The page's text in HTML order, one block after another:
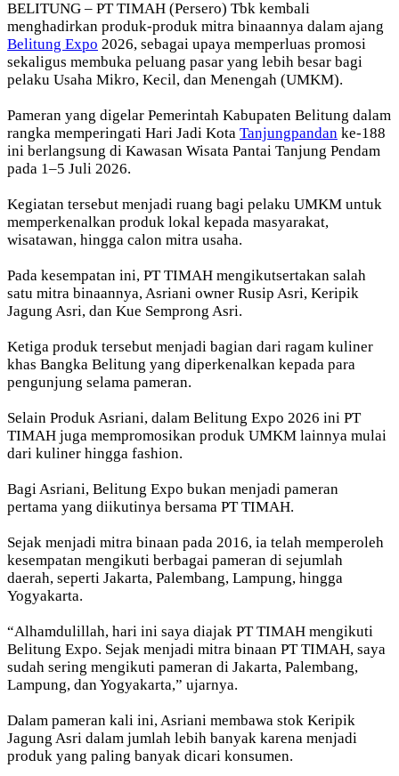
BELITUNG – PT TIMAH (Persero) Tbk kembali
menghadirkan produk-produk mitra binaannya dalam ajang
Belitung Expo 2026, sebagai upaya memperluas promosi
sekaligus membuka peluang pasar yang lebih besar bagi
pelaku Usaha Mikro, Kecil, dan Menengah (UMKM).
Pameran yang digelar Pemerintah Kabupaten Belitung dalam
rangka memperingati Hari Jadi Kota Tanjungpandan ke-188
ini berlangsung di Kawasan Wisata Pantai Tanjung Pendam
pada 1–5 Juli 2026.
Kegiatan tersebut menjadi ruang bagi pelaku UMKM untuk
memperkenalkan produk lokal kepada masyarakat,
wisatawan, hingga calon mitra usaha.
Pada kesempatan ini, PT TIMAH mengikutsertakan salah
satu mitra binaannya, Asriani owner Rusip Asri, Keripik
Jagung Asri, dan Kue Semprong Asri.
Ketiga produk tersebut menjadi bagian dari ragam kuliner
khas Bangka Belitung yang diperkenalkan kepada para
pengunjung selama pameran.
Selain Produk Asriani, dalam Belitung Expo 2026 ini PT
TIMAH juga mempromosikan produk UMKM lainnya mulai
dari kuliner hingga fashion.
Bagi Asriani, Belitung Expo bukan menjadi pameran
pertama yang diikutinya bersama PT TIMAH.
Sejak menjadi mitra binaan pada 2016, ia telah memperoleh
kesempatan mengikuti berbagai pameran di sejumlah
daerah, seperti Jakarta, Palembang, Lampung, hingga
Yogyakarta.
“Alhamdulillah, hari ini saya diajak PT TIMAH mengikuti
Belitung Expo. Sejak menjadi mitra binaan PT TIMAH, saya
sudah sering mengikuti pameran di Jakarta, Palembang,
Lampung, dan Yogyakarta,” ujarnya.
Dalam pameran kali ini, Asriani membawa stok Keripik
Jagung Asri dalam jumlah lebih banyak karena menjadi
produk yang paling banyak dicari konsumen.